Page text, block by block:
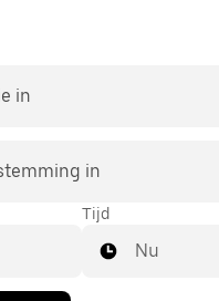
dezelfde 24/7
in
in
Tijd
Nu